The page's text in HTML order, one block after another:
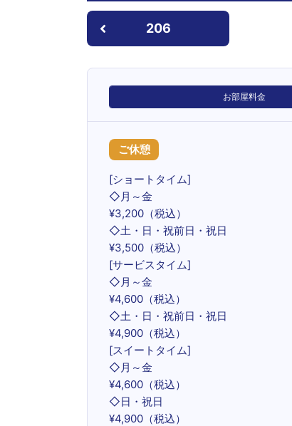
206
お部屋料金
ご休憩
[ショートタイム]
◇月～金
¥3,200（税込）
◇土・日・祝前日・祝日
¥3,500（税込）
[サービスタイム]
◇月～金
¥4,600（税込）
◇土・日・祝前日・祝日
¥4,900（税込）
[スイートタイム]
◇月～金
¥4,600（税込）
◇日・祝日
¥4,900（税込）